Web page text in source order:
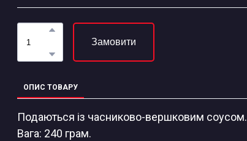
Замовити
ОПИС ТОВАРУ
Подаються із часниково-вершковим соусом.
Вага: 240 грам.